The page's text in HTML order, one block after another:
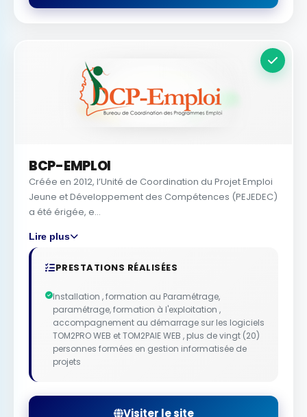
BCP-EMPLOI
Créée en 2012, l’Unité de Coordination du Projet Emploi
Jeune et Développement des Compétences (PEJEDEC)
a été érigée, e...
Lire plus
PRESTATIONS RÉALISÉES
Installation , formation au Paramétrage,
paramétrage, formation à l'exploitation ,
accompagnement au démarrage sur les logiciels
TOM2PRO WEB et TOM2PAIE WEB , plus de vingt (20)
personnes formées en gestion informatisée de
projets
Visiter le site